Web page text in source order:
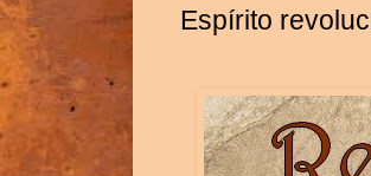
Espírito